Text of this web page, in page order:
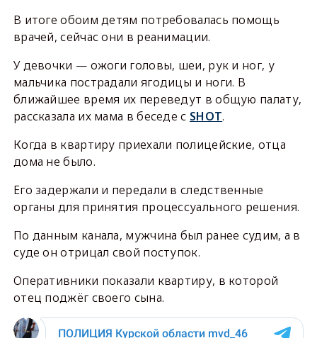
В итоге обоим детям потребовалась помощь
врачей, сейчас они в реанимации.
У девочки — ожоги головы, шеи, рук и ног, у
мальчика пострадали ягодицы и ноги. В
ближайшее время их переведут в общую палату,
рассказала их мама в беседе с SHOT.
Когда в квартиру приехали полицейские, отца
дома не было.
Его задержали и передали в следственные
органы для принятия процессуального решения.
По данным канала, мужчина был ранее судим, а в
суде он отрицал свой поступок.
Оперативники показали квартиру, в которой
отец поджёг своего сына.